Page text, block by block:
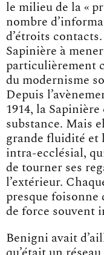
le milieu de la «
nombre
d’étroits
Sapinière à
particulièrement
du modernisme
Depuis
1914, la
substance. Mais
grande fluidité et
intra-ecclésial,
de tourner ses
l’extérieur.
presque foisonne
de force souvent
Benigni avait
qu’était un